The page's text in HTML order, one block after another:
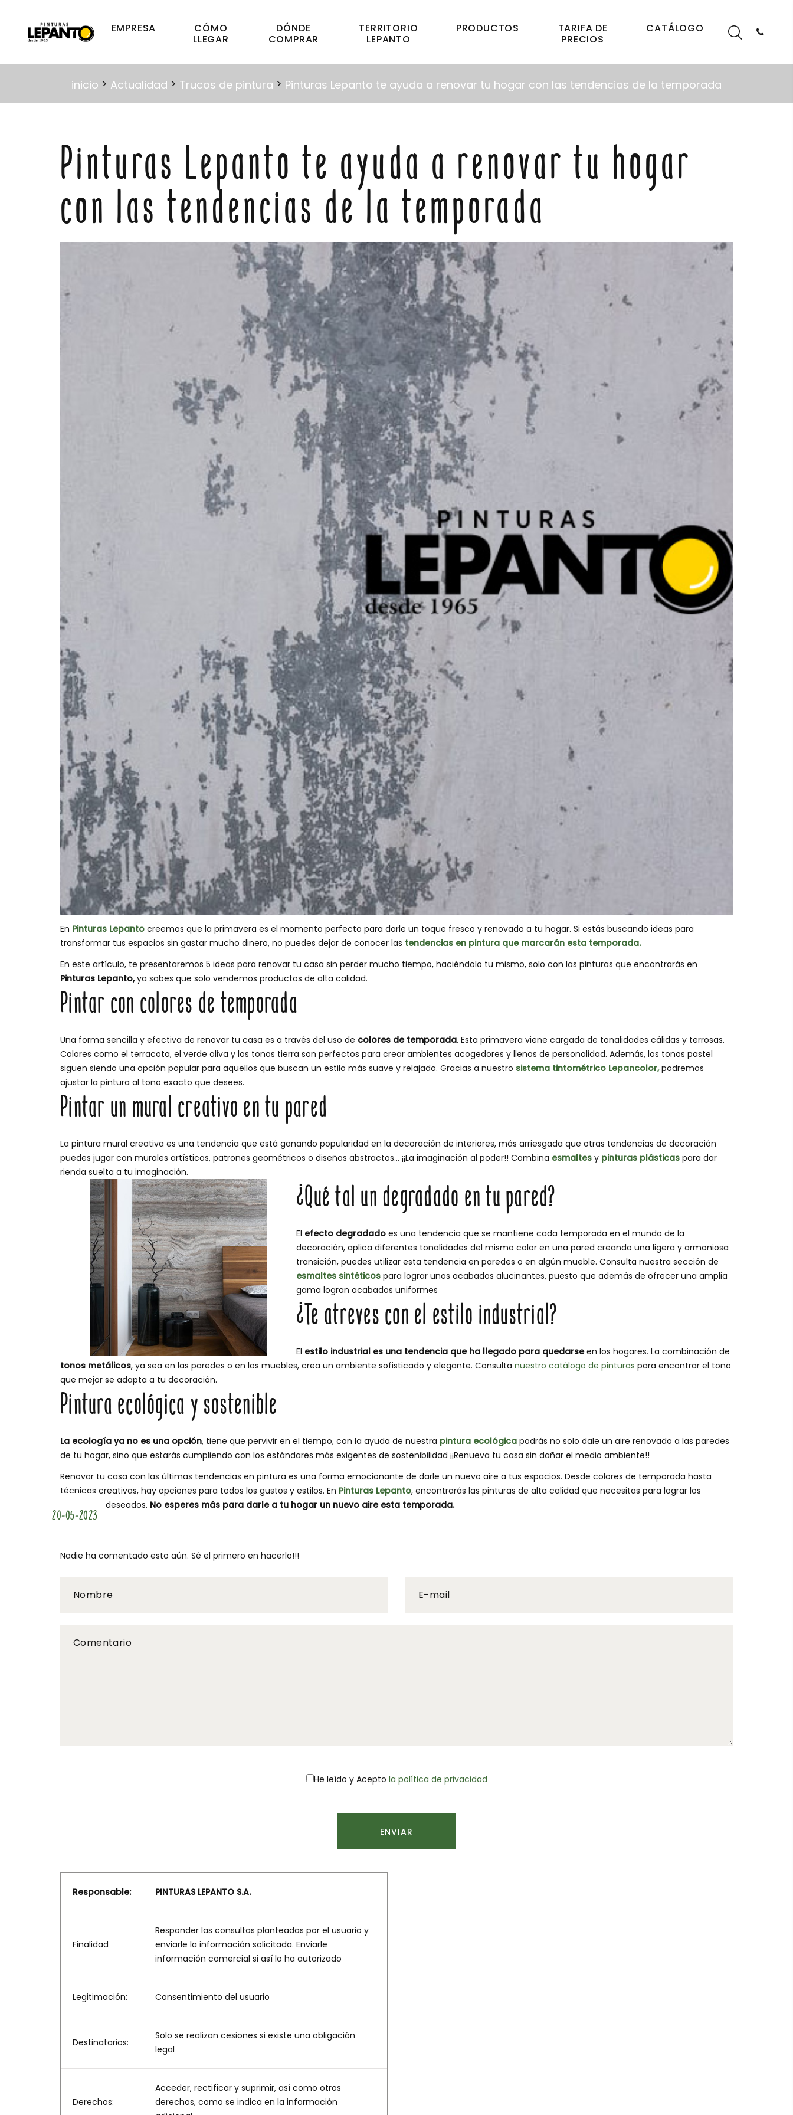
EMPRESA
CÓMO
LLEGAR
DÓNDE
COMPRAR
TERRITORIO
LEPANTO
PRODUCTOS
TARIFA DE
PRECIOS
CATÁLOGO
inicio > Actualidad > Trucos de pintura > Pinturas Lepanto te ayuda a renovar tu hogar con las tendencias de la temporada
20-05-2023
Pinturas Lepanto te ayuda a renovar tu hogar
con las tendencias de la temporada
En Pinturas Lepanto creemos que la primavera es el momento perfecto para darle un toque fresco y renovado a tu hogar. Si estás buscando ideas para
transformar tus espacios sin gastar mucho dinero, no puedes dejar de conocer las tendencias en pintura que marcarán esta temporada.
En este artículo, te presentaremos 5 ideas para renovar tu casa sin perder mucho tiempo, haciéndolo tu mismo, solo con las pinturas que encontrarás en
Pinturas Lepanto,ya sabes que solo vendemos productos de alta calidad.
Pintar con colores de temporada
Una forma sencilla y efectiva de renovar tu casa es a través del uso de colores de temporada. Esta primavera viene cargada de tonalidades cálidas y terrosas.
Colores como el terracota, el verde oliva y los tonos tierra son perfectos para crear ambientes acogedores y llenos de personalidad. Además, los tonos pastel
siguen siendo una opción popular para aquellos que buscan un estilo más suave y relajado. Gracias a nuestro sistema tintométrico Lepancolor,podremos
ajustar la pintura al tono exacto que desees.
Pintar un mural creativo en tu pared
La pintura mural creativa es una tendencia que está ganando popularidad en la decoración de interiores, más arriesgada que otras tendencias de decoración
puedes jugar con murales artísticos, patrones geométricos o diseños abstractos… ¡¡La imaginación al poder!! Combina esmaltes y pinturas plásticas para dar
rienda suelta a tu imaginación.
¿Qué tal un degradado en tu pared?
El efecto degradado es una tendencia que se mantiene cada temporada en el mundo de la
decoración, aplica diferentes tonalidades del mismo color en una pared creando una ligera y armoniosa
transición, puedes utilizar esta tendencia en paredes o en algún mueble. Consulta nuestra sección de
esmaltes sintéticos para lograr unos acabados alucinantes, puesto que además de ofrecer una amplia
gama logran acabados uniformes
¿Te atreves con el estilo industrial?
El estilo industrial es una tendencia que ha llegado para quedarseen los hogares. La combinación de
tonos metálicos, ya sea en las paredes o en los muebles, crea un ambiente sofisticado y elegante. Consulta nuestro catálogo de pinturas para encontrar el tono
que mejor se adapta a tu decoración.
Pintura ecológica y sostenible
La ecología ya no es una opción, tiene que pervivir en el tiempo, con la ayuda de nuestra pintura ecológica podrás no solo dale un aire renovado a las paredes
de tu hogar, sino que estarás cumpliendo con los estándares más exigentes de sostenibilidad ¡¡Renueva tu casa sin dañar el medio ambiente!!
Renovar tu casa con las últimas tendencias en pintura es una forma emocionante de darle un nuevo aire a tus espacios. Desde colores de temporada hasta
técnicas creativas, hay opciones para todos los gustos y estilos. En Pinturas Lepanto, encontrarás las pinturas de alta calidad que necesitas para lograr los
resultados deseados. No esperes más para darle a tu hogar un nuevo aire esta temporada.
Nadie ha comentado esto aún. Sé el primero en hacerlo!!!
Nombre E-mail
Comentario
He leído yAcepto la política de privacidad
ENVIAR
Responsable: PINTURAS LEPANTO S.A.
Finalidad
Responder las consultas planteadas por el usuario y
enviarle la información solicitada. Enviarle
información comercial si así lo ha autorizado
Legitimación: Consentimiento del usuario
Destinatarios:
Solo se realizan cesiones si existe una obligación
legal
Derechos:
Acceder, rectificar y suprimir, así como otros
derechos, como se indica en la información